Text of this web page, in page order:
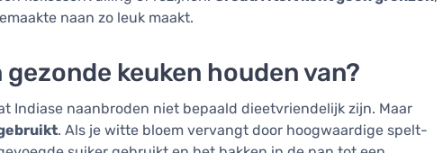
naan zo leuk maakt.
keuken houden van?
Indiase naanbroden niet bepaald dieetvriendelijk zijn. Maar
. Als je witte bloem vervangt door hoogwaardige spelt-